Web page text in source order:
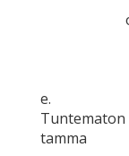
e.
Tuntematon
tamma